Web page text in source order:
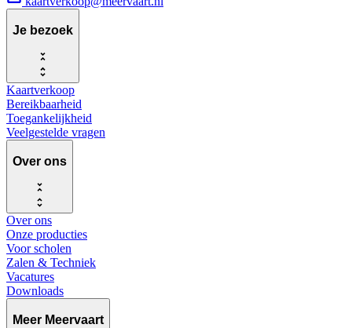
Je bezoek
Kaartverkoop
Bereikbaarheid
Toegankelijkheid
Veelgestelde vragen
Over ons
Over ons
Onze producties
Voor scholen
Zalen & Techniek
Vacatures
Downloads
Meer Meervaart